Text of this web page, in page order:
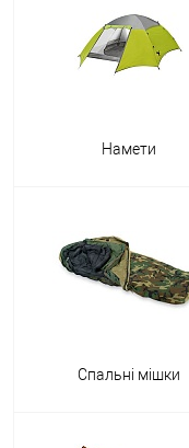
Намети різних
від одного-двох до
умовно поділяються
Спальні мішки:
Кокони - моделі
Намети
Спальні мішки